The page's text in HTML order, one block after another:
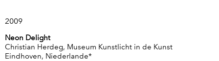
2009
Neon Delight
Christian Herdeg, Museum Kunstlicht in de Kunst
Eindhoven, Niederlande*